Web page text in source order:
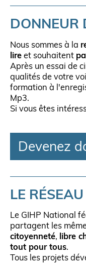
DONNEUR
Nous sommes à la
lire et souhaitent
Après un essai de
qualités de votre
formation à
Mp3.
Si vous êtes
Devenez
LE
Le GIHP National
partagent les
citoyenneté, libre
tout pour tous.
Tous les projets